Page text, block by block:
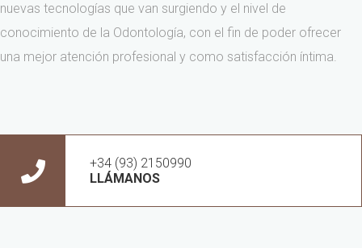
nuevas tecnologías que van surgiendo y el nivel de
conocimiento de la Odontología, con el fin de poder ofrecer
una mejor atención profesional y como satisfacción íntima.
+34 (93) 2150990
LLÁMANOS